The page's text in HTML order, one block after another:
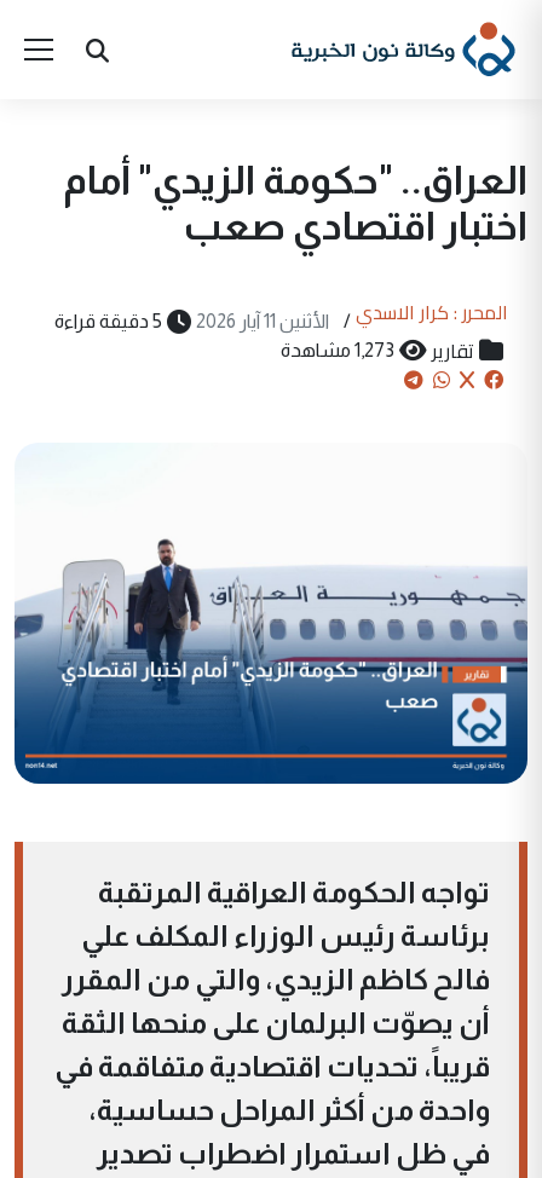
العراق.. "حكومة الزيدي" أمام
اختبار اقتصادي صعب
المحرر : كرار الاسدي / الأثنين 11 آيار 2026 5 دقيقة قراءة
تقارير 1,273 مشاهدة
تواجه الحكومة العراقية المرتقبة
برئاسة رئيس الوزراء المكلف علي
فالح كاظم الزيدي، والتي من المقرر
أن يصوّت البرلمان على منحها الثقة
قريباً، تحديات اقتصادية متفاقمة في
واحدة من أكثر المراحل حساسية،
في ظل استمرار اضطراب تصدير